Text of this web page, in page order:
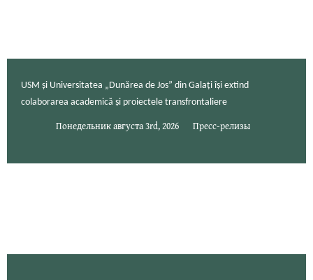
USM și Universitatea „Dunărea de Jos” din Galați își extind
colaborarea academică și proiectele transfrontaliere
Понедельник августа 3rd, 2026 Пресс-релизы